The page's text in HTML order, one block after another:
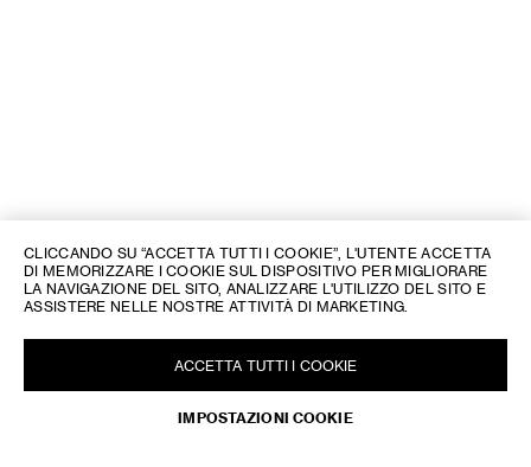
CLICCANDO SU “ACCETTA TUTTI I COOKIE”, L'UTENTE ACCETTA
DI MEMORIZZARE I COOKIE SUL DISPOSITIVO PER MIGLIORARE
LA NAVIGAZIONE DEL SITO, ANALIZZARE L'UTILIZZO DEL SITO E
ASSISTERE NELLE NOSTRE ATTIVITÀ DI MARKETING.
IMPOSTAZIONI COOKIE
ACCETTA TUTTI I COOKIE